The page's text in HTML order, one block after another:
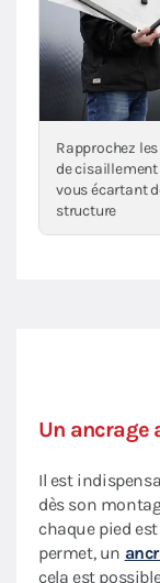
Rapprochez
de
vous écartant
structure
Un ancrage
Il est
dès son
chaque pied
permet, un
cela est